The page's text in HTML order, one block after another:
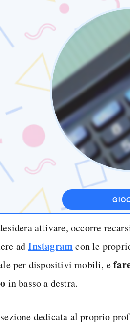
attivare, occorre
adInstagramcon le
per dispositivi mobili, e
in basso a destra.
dedicata al proprio